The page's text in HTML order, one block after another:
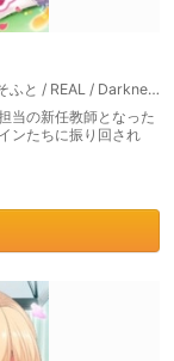
インターハート / Candy Soft / ぐみそふと / はちみつそふと / REAL / DarknessPot / 娘。 / しばそふと / DESSERT Soft / カカオ / ういろうそふと / ましゅまろそふと
当の新任教師となった
ンたちに振り回され